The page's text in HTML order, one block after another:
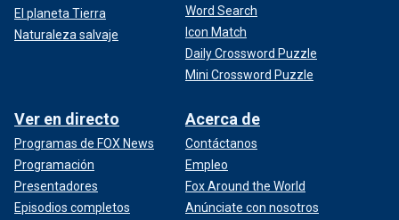
El planeta Tierra
Naturaleza salvaje
Word Search
Icon Match
Daily Crossword Puzzle
Mini Crossword Puzzle
Ver en directo
Programas de FOX News
Programación
Presentadores
Episodios completos
Acerca de
Contáctanos
Empleo
Fox Around the World
Anúnciate con nosotros